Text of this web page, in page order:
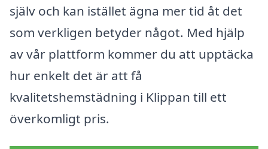
själv och kan istället ägna mer tid åt det
som verkligen betyder något. Med hjälp
av vår plattform kommer du att upptäcka
hur enkelt det är att få
kvalitetshemstädning i Klippan till ett
överkomligt pris.